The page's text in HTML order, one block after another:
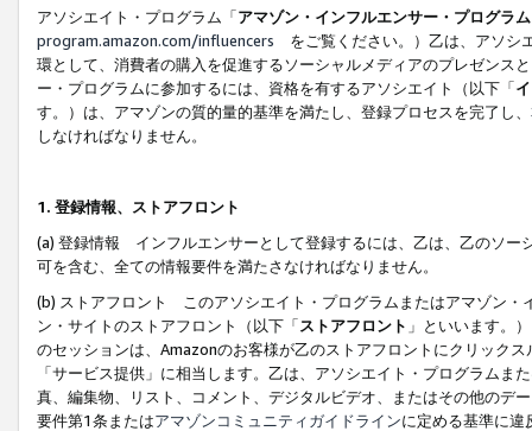
アソシエイト・プログラム「アマゾン・インフルエンサー・プログラム
program.amazon.com/influencers をご覧ください。）乙は、アソシ
環として、消費者の購入を促進するソーシャルメディアのプレゼンス
ー・プログラムに参加するには、資格を有するアソシエイト（以下「
す。）は、アマゾンの質的量的基準を満たし、登録プロセスを完了し、
しなければなりません。
1. 登録情報、ストアフロント
(a) 登録情報 インフルエンサーとして登録するには、乙は、乙のソー
可を含む、全ての情報要件を満たさなければなりません。
(b) ストアフロント このアソシエイト・プログラムまたはアマゾン・
ン・サイトのストアフロント（以下「ストアフロント 」といいます。
のセッションは、Amazonのお客様が乙のストアフロントにクリック
「サービス提供」に相当します。乙は、アソシエイト・プログラム
真、編集物、リスト、コメント、デジタルビデオ、またはその他のデ
要件第1条またはアマゾンコミュニティガイドラインに定める基準に違